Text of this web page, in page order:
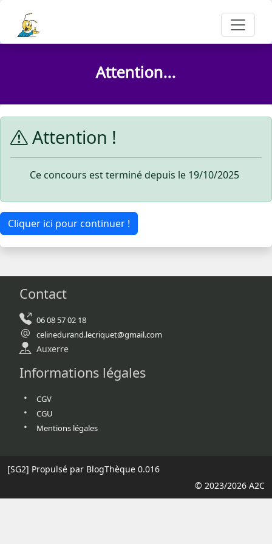
Attention...
Attention !
Ce concours est terminé depuis le 19/10/2025
Cliquer ici pour continuer !
Contact
06 08 57 02 18
celinedurand.lecriquet@gmail.com
Auxerre
Informations légales
CGV
CGU
Mentions légales
[SG2] Propulsé par BlogThèque 0.016
© 2023/2026 A2C